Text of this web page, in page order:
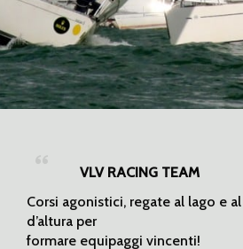
VLV RACING TEAM
Corsi agonistici, regate al lago e
d’altura per
formare equipaggi vincenti!